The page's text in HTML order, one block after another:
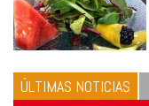
ÚLTIMAS NOTICIAS